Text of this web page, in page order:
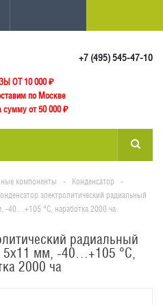
+7 (495) 545-47-10
ОТ 10 000₽
по Москве
сумму от 50 000 ₽
компоненты - Конденсатор
-
электролитический радиальный
-40…+105 °C, наработка 2000 ча
радиальный
мм, -40…+105 °C,
2000 ча